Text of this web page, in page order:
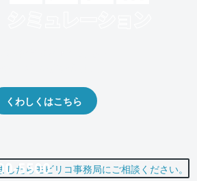
くわしくはこちら
5500